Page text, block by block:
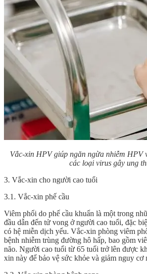
Vắc-xin HPV giúp ngăn ngừa nhiễm HPV
các loại virus gây ung
3. Vắc-xin cho người cao tuổi
3.1. Vắc-xin phế cầu
Viêm phổi do phế cầu khuẩn là một trong
đầu dẫn đến tử vong ở người cao tuổi, đặc
có hệ miễn dịch yếu. Vắc-xin phòng viêm
bệnh nhiễm trùng đường hô hấp, bao gồm
não. Người cao tuổi từ 65 tuổi trở lên được
xin này để bảo vệ sức khỏe và giảm nguy cơ